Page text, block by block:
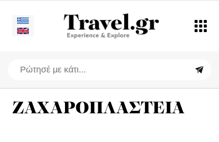
ΖΑΧΑΡΟΠΛΑΣΤΕΙΑ